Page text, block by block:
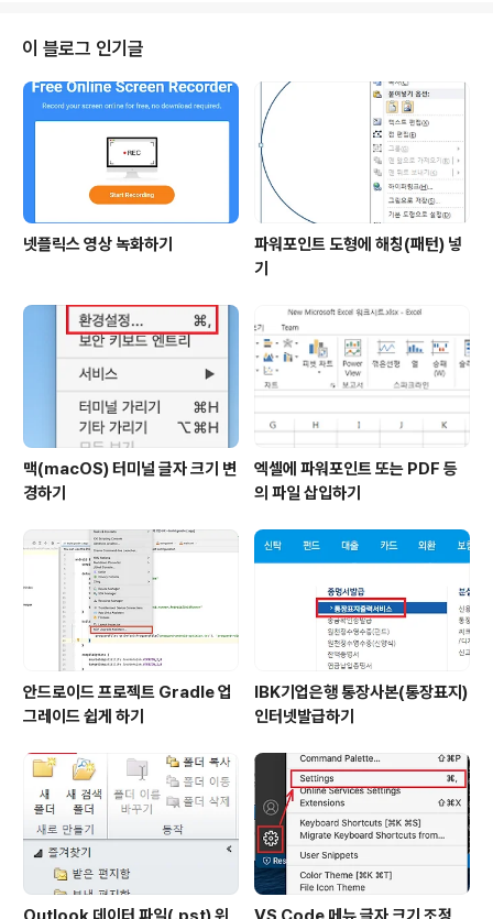
Browser for SQLite 실행 화면
이 블로그 인기글
넷플릭스 영상 녹화하기
파워포인트 도형에 해칭(패턴) 넣
기
맥(macOS) 터미널 글자 크기 변
경하기
엑셀에 파워포인트 또는 PDF 등
의 파일 삽입하기
안드로이드 프로젝트 Gradle 업
그레이드 쉽게 하기
IBK기업은행 통장사본(통장표지)
인터넷발급하기